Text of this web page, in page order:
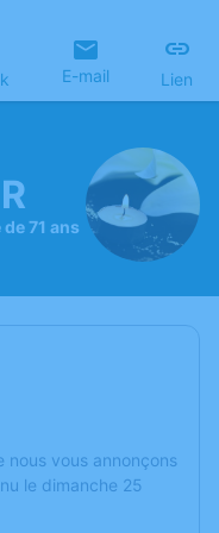
E-mail Lien
71 ans
nous vous annonçons
le dimanche 25